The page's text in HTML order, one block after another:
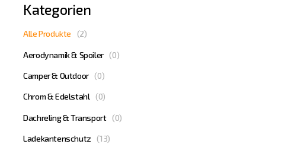
Kategorien
Alle Produkte (2)
Aerodynamik & Spoiler (0)
Camper & Outdoor (0)
Chrom & Edelstahl (0)
Dachreling & Transport (0)
Ladekantenschutz (13)